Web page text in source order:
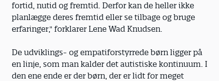
fortid, nutid og fremtid. Derfor kan de heller ikke
planlægge deres fremtid eller se tilbage og bruge
erfaringer," forklarer Lene Wad Knudsen.
De udviklings- og empatiforstyrrede børn ligger på
en linje, som man kalder det autistiske kontinuum. I
den ene ende er der børn, der er lidt for meget